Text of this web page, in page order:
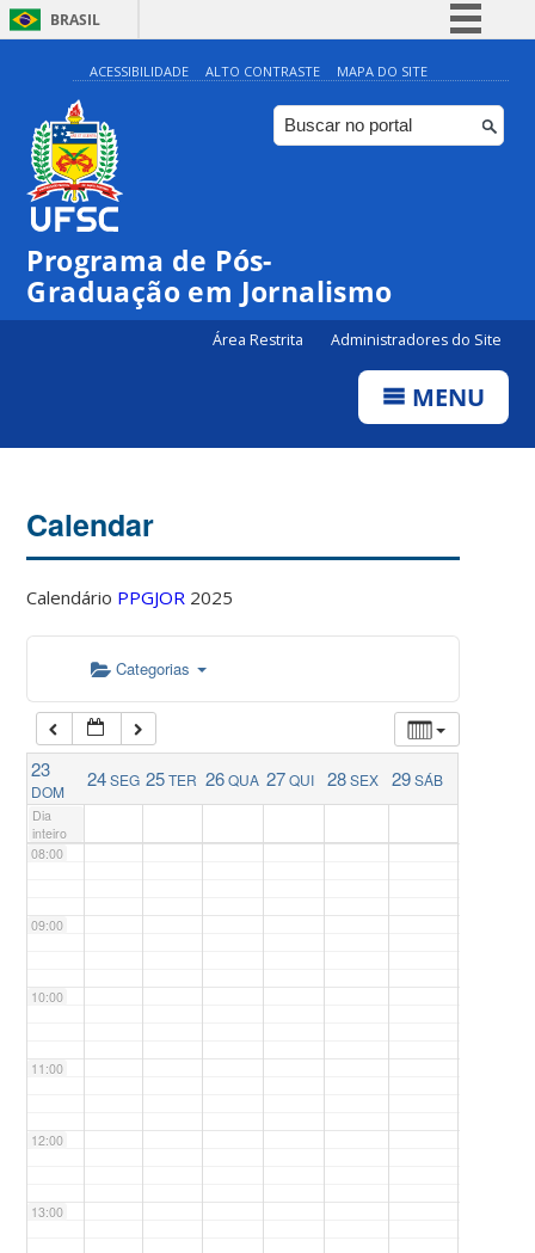
BRASIL
Simplifique!
Comunica BR
Participe
ACESSIBILIDADE ALTO CONTRASTE MAPA DO SITE
Programa de Pós-
Graduação em Jornalismo
Área Restrita Administradores do Site
MENU
Calendar
Calendário PPGJOR 2025
Categorias
23
DOM
24SEG 25TER 26QUA 27QUI 28SEX 29SÁB
Dia
inteiro
00:00
05:00
06:00
07:00
08:00
09:00
10:00
11:00
12:00
13:00